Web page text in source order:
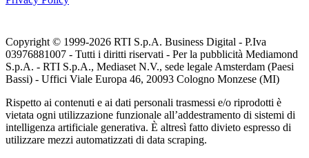
Copyright © 1999-2026 RTI S.p.A. Business Digital - P.Iva
03976881007 - Tutti i diritti riservati - Per la pubblicità Mediamond
S.p.A. - RTI S.p.A., Mediaset N.V., sede legale Amsterdam (Paesi
Bassi) - Uffici Viale Europa 46, 20093 Cologno Monzese (MI)
Rispetto ai contenuti e ai dati personali trasmessi e/o riprodotti è
vietata ogni utilizzazione funzionale all’addestramento di sistemi di
intelligenza artificiale generativa. È altresì fatto divieto espresso di
utilizzare mezzi automatizzati di data scraping.